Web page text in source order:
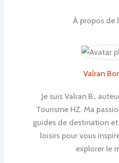
À propos de
Valran
Je suis Valran B.,
Tourisme HZ. Ma
guides de destination
loisirs pour vous
explorer le